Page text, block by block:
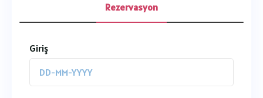
Rezervasyon
Giriş